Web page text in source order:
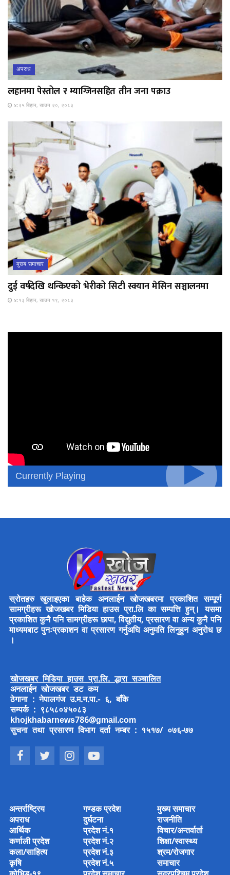
अपराध
लहानमा पेस्तोल र म्याग्जिनसहित तीन जना पक्राउ
४:२५ बिहान, साउन २०, २०८३
मुख्य समाचार
दुई वर्षदेखि थन्किएको भेरीको सिटी स्क्यान मेसिन सञ्चालनमा
४:१३ बिहान, साउन १९, २०८३
Currently Playing
स्रोतहरु खुलाइएका बाहेक अनलाईन खोजखबरमा प्रकाशित सम्पूर्ण
सामग्रीहरू खोजखबर मिडिया हाउस प्रा.लि का सम्पत्ति हुन्। यसमा
प्रकाशित कुनै पनि सामग्रीहरू छापा, विद्युतीय, प्रसारण वा अन्य कुनै पनि
माध्यमबाट पुनःप्रकाशन वा प्रसारण गर्नुअघि अनुमति लिनुहुन अनुरोध छ
।
खोजखबर मिडिया हाउस प्रा.लि. द्धारा सञ्चालित
अनलाईन खोजखबर डट कम
ठेगाना : नेपालगंज उ.म.न.पा.- ६, बाँके
सम्पर्क : ९८५८०४५०८३
khojkhabarnews786@gmail.com
सुचना तथा प्रसारण विभाग दर्ता नम्बर : १५१७/ ०७६-७७
अन्तर्राष्ट्रिय
अपराध
आर्थिक
कर्णाली प्रदेश
कला/साहित्य
कृषि
गण्डक प्रदेश
दुर्घटना
प्रदेश नं.१
प्रदेश नं.२
प्रदेश नं.३
प्रदेश नं.५
मुख्य समाचार
राजनीति
विचार/अन्तर्वार्ता
शिक्षा/स्वास्थ्य
श्रम/रोजगार
समाचार